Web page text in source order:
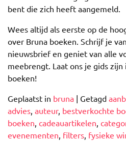
bent die zich heeft aangemeld.
Wees altijd als eerste op de
over Bruna boeken. Schrijf je
nieuwsbrief en geniet van alle
meebrengt. Laat ons je gids
boeken!
Geplaatst in bruna | Getagd
advies, auteur, bestverkochte
boeken, cadeauartikelen,
evenementen, filters, fysieke